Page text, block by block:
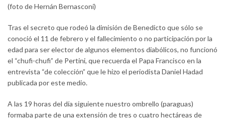
(foto de Hernán Bernasconi)
Tras el secreto que rodeó la dimisión de Benedicto que sólo se
conoció el 11 de febrero y el fallecimiento o no participación por la
edad para ser elector de algunos elementos diabólicos, no funcionó
el “chufi-chufi” de Pertini, que recuerda el Papa Francisco en la
entrevista “de colección” que le hizo el periodista Daniel Hadad
publicada por este medio.
A las 19 horas del día siguiente nuestro ombrello (paraguas)
formaba parte de una extensión de tres o cuatro hectáreas de